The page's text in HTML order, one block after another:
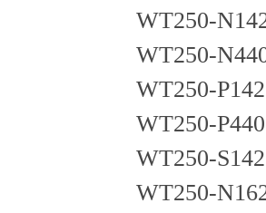
WT250-
WT250-
WT250-P142
WT250-P440
WT250-S142
WT250-